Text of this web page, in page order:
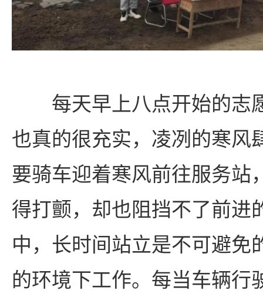
每天早上八点开始的志
也真的很充实，凌冽的寒风
要骑车迎着寒风前往服务站
得打颤，却也阻挡不了前进
中，长时间站立是不可避免
的环境下工作。每当车辆行